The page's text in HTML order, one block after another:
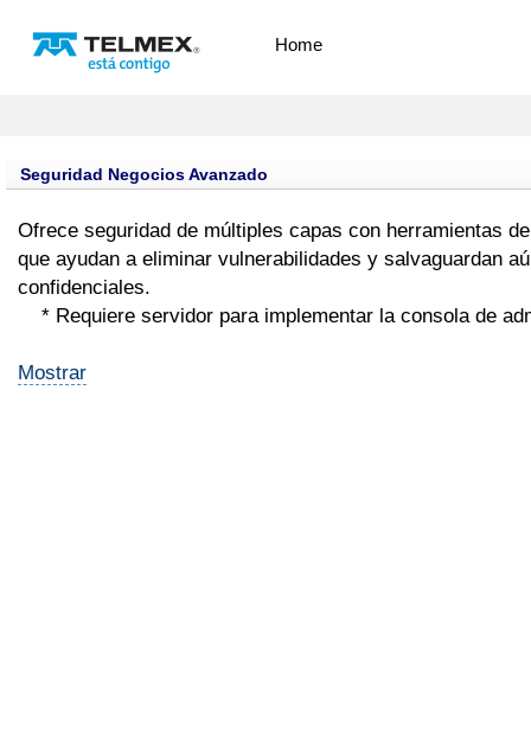
Home
Seguridad Negocios Avanzado
Ofrece seguridad de múltiples capas con herramientas
que ayudan a eliminar vulnerabilidades y salvaguardan
confidenciales.
* Requiere servidor para implementar la consola de
Mostrar